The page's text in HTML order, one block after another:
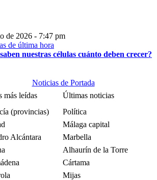
de 2026 - 7:47 pm
nuestras células cuánto deben crecer?
Noticias de Portada
más leídas
Últimas noticias
(provincias)
Política
Málaga capital
Alcántara
Marbella
Alhaurín de la Torre
Cártama
Mijas